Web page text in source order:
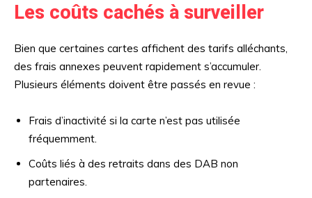
Les coûts cachés à surveiller
Bien que certaines cartes affichent des tarifs alléchants,
des frais annexes peuvent rapidement s’accumuler.
Plusieurs éléments doivent être passés en revue :
Frais d’inactivité si la carte n’est pas utilisée
fréquemment.
Coûts liés à des retraits dans des DAB non
partenaires.